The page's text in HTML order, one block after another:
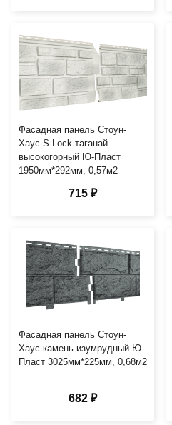
Фасадная панель Стоун-
Хаус S-Lock таганай
высокогорный Ю-Пласт
1950мм*292мм, 0,57м2
715 ₽
Фасадная панель Стоун-
Хаус камень изумрудный Ю-
Пласт 3025мм*225мм, 0,68м2
682 ₽